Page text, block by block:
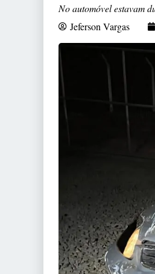
No automóvel estavam
Jeferson Vargas